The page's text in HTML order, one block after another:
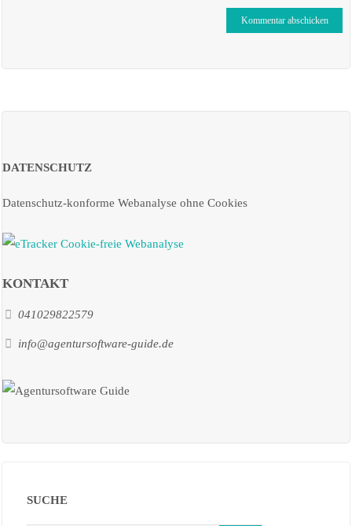
DATENSCHUTZ
Datenschutz-konforme Webanalyse ohne Cookies
KONTAKT
041029822579
info@agentursoftware-guide.de
SUCHE